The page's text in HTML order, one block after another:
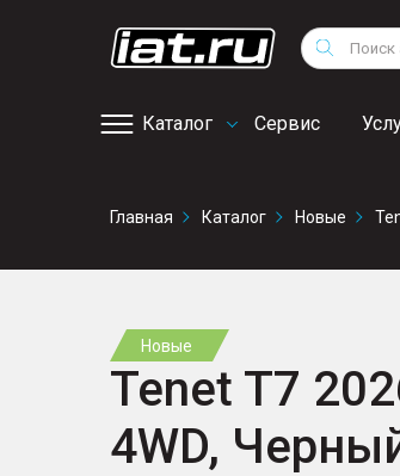
Поиск
Каталог Сервис
сервис
Снегоходы
Квадроциклы
Главная Каталог Новые
Новые
Tenet T7
4WD,